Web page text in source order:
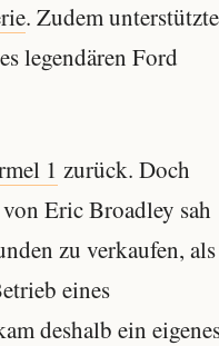
. Zudem unterstützte
legendären Ford
1 zurück. Doch
Eric Broadley sah
zu verkaufen, als
eines
deshalb ein